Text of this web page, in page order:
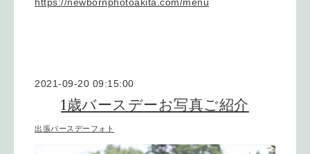
2021-09-20 09:15:00
1歳バースデーお写真ご紹介
出張バースデーフォト